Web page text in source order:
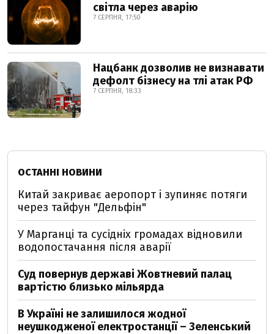
світла через аварію
7 СЕРПНЯ, 17:50
Нацбанк дозволив не визнавати
дефолт бізнесу на тлі атак РФ
7 СЕРПНЯ, 18:33
ОСТАННІ НОВИНИ
Китай закриває аеропорт і зупиняє потяги
через тайфун "Дельфін"
У Марганці та сусідніх громадах відновили
водопостачання після аварії
Суд повернув державі Жовтневий палац
вартістю близько мільярда
В Україні не залишилося жодної
неушкодженої електростанції – Зеленський